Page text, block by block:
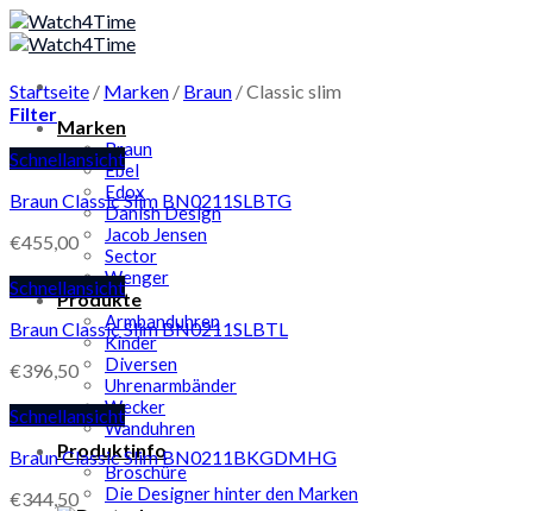
Skip
to
Marken
Braun
Ebel
Edox
Danish Design
Jacob Jensen
Sector
Wenger
Produkte
Armbanduhren
Kinder
Diversen
Uhrenarmbänder
Wecker
Wanduhren
Produktinfo
Broschüre
Die Designer hinter den Marken
Startseite / Marken / Braun /Classic slim
Filter
Schnellansicht
Braun Classic Slim BN0211SLBTG
€455,00
Schnellansicht
Braun Classic Slim BN0211SLBTL
€396,50
Schnellansicht
Braun Classic Slim BN0211BKGDMHG
€344,50